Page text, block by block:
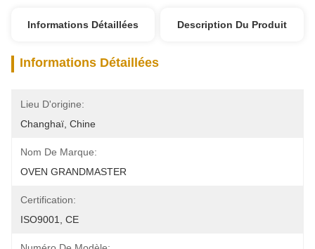
Informations Détaillées Description Du Produit
Informations Détaillées
Lieu D'origine:
Changhaï, Chine
Nom De Marque:
OVEN GRANDMASTER
Certification:
ISO9001, CE